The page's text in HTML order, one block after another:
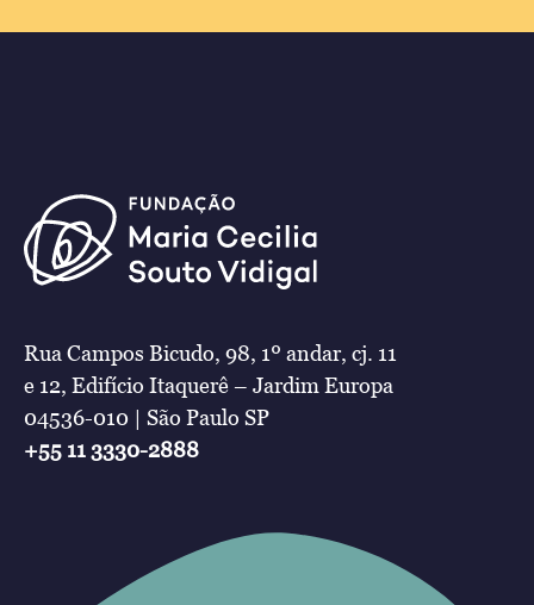
Rua Campos Bicudo, 98, 1º andar, cj. 11
e 12, Edifício Itaquerê – Jardim Europa
04536-010 | São Paulo SP
+55 11 3330-2888